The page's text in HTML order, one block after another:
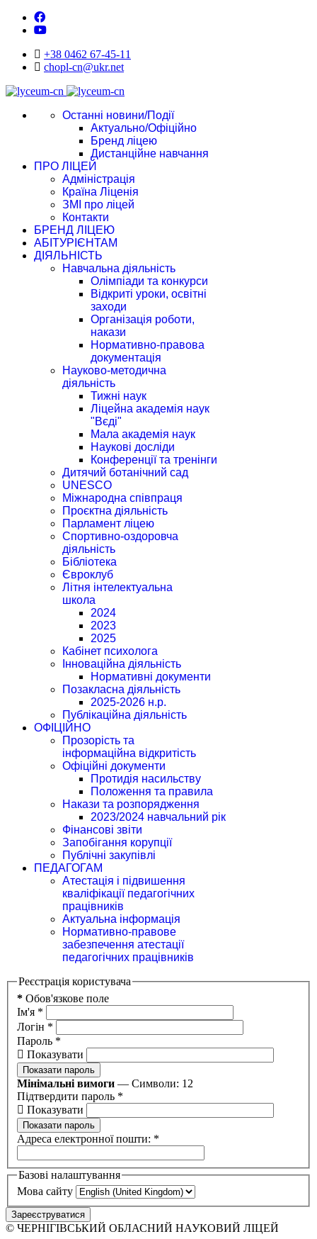
+38 0462 67-45-11
chopl-cn@ukr.net
Останні новини/Події
Актуально/Офіційно
Бренд ліцею
Дистанційне навчання
ПРО ЛІЦЕЙ
Адміністрація
Країна Ліценія
ЗМІ про ліцей
Контакти
БРЕНД ЛІЦЕЮ
АБІТУРІЄНТАМ
ДІЯЛЬНІСТЬ
Навчальна діяльність
Олімпіади та конкурси
Відкриті уроки, освітні
заходи
Організація роботи,
накази
Нормативно-правова
документація
Науково-методична
діяльність
Тижні наук
Ліцейна академія наук
"Вєді"
Мала академія наук
Наукові досліди
Конференції та тренінги
Дитячий ботанічний сад
UNESCO
Міжнародна співпраця
Проєктна діяльність
Парламент ліцею
Спортивно-оздоровча
діяльність
Бібліотека
Євроклуб
Літня інтелектуальна
школа
2024
2023
2025
Кабінет психолога
Інноваційна діяльність
Нормативні документи
Позакласна діяльність
2025-2026 н.р.
Публікаційна діяльність
ОФІЦІЙНО
Прозорість та
інформаційна відкритість
Офіційні документи
Протидія насильству
Положення та правила
Накази та розпорядження
2023/2024 навчальний рік
Фінансові звіти
Запобігання корупції
Публічні закупівлі
ПЕДАГОГАМ
Атестація і підвишення
кваліфікації педагогічних
працівників
Актуальна інформація
Нормативно-правове
забезпечення атестації
педагогічних працівників
Реєстрація користувача
* Обов'язкове поле
Ім'я *
Логін *
Пароль *
Показувати
Показати пароль
Мінімальні вимоги — Символи: 12
Підтвердити пароль *
Показувати
Показати пароль
Адреса електронної пошти: *
Базові налаштування
Мова сайту
Зареєструватися
© ЧЕРНІГІВСЬКИЙ ОБЛАСНИЙ НАУКОВИЙ ЛІЦЕЙ